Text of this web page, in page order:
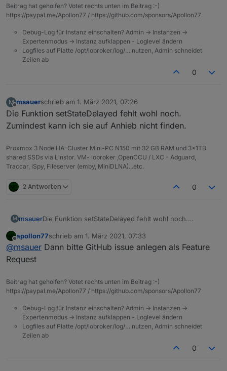
Beitrag hat geholfen? Votet rechts unten im Beitrag :-)
https://paypal.me/Apollon77 / https://github.com/sponsors/Apollon77
Debug-Log für Instanz einschalten? Admin -> Instanzen ->
Expertenmodus -> Instanz aufklappen - Loglevel ändern
Logfiles auf Platte /opt/iobroker/log/… nutzen, Admin schneidet
Zeilen ab
0
M
Offline
msauerschrieb am 1. März 2021, 07:26
zuletzt editiert von
Die Funktion setStateDelayed fehlt wohl noch.
Zumindest kann ich sie auf Anhieb nicht finden.
Proxmox 3 Node HA-Cluster Mini-PC N150 mit 32 GB RAM und 3x1TB
shared SSDs via Linstor. VM- iobroker ,OpenCCU / LXC - Adguard,
Traccar, iSpy, Fileserver (emby, MiniDLNA)...etc.
2 Antworten 0
M msauerDie Funktion setStateDelayed fehlt wohl noch.
apollon77schrieb am 1. März 2021, 07:33
zuletzt editiert von
@msauer Dann bitte GitHub issue anlegen als Feature
Request
Beitrag hat geholfen? Votet rechts unten im Beitrag :-)
https://paypal.me/Apollon77 / https://github.com/sponsors/Apollon77
Debug-Log für Instanz einschalten? Admin -> Instanzen ->
Expertenmodus -> Instanz aufklappen - Loglevel ändern
Logfiles auf Platte /opt/iobroker/log/… nutzen, Admin schneidet
Zeilen ab
0